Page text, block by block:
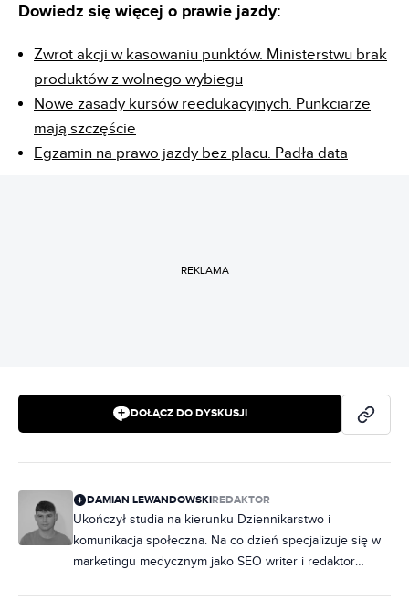
Dowiedz się więcej o prawie jazdy:
Zwrot akcji w kasowaniu punktów. Ministerstwu brak
produktów z wolnego wybiegu
Nowe zasady kursów reedukacyjnych. Punkciarze
mają szczęście
Egzamin na prawo jazdy bez placu. Padła data
REKLAMA
DOŁĄCZ DO DYSKUSJI
DAMIAN LEWANDOWSKIREDAKTOR
Ukończył studia na kierunku Dziennikarstwo i
komunikacja społeczna. Na co dzień specjalizuje się w
marketingu medycznym jako SEO writer i redaktor